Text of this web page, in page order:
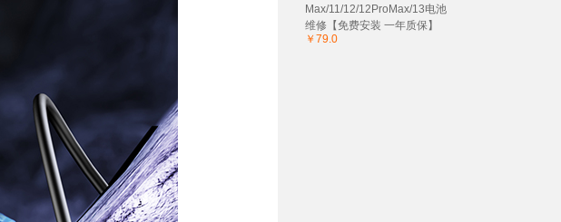
Max/11/12/12ProMax/13电池
维修【免费安装 一年质保】
￥79.0